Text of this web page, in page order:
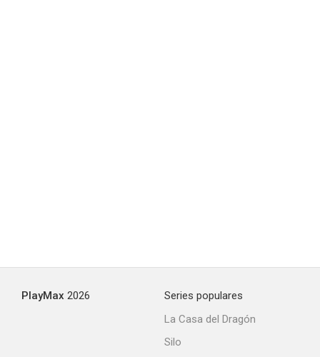
PlayMax 2026
Series populares
La Casa del Dragón
Silo